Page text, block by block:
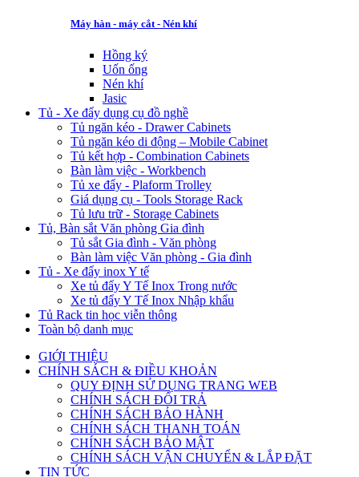
Máy hàn - máy cắt - Nén khí
Hồng ký
Uốn ống
Nén khí
Jasic
Tủ - Xe đẩy dụng cụ đồ nghề
Tủ ngăn kéo - Drawer Cabinets
Tủ ngăn kéo di động – Mobile Cabinet
Tủ kết hợp - Combination Cabinets
Bàn làm việc - Workbench
Tủ xe đẩy - Plaform Trolley
Giá dụng cụ - Tools Storage Rack
Tủ lưu trữ - Storage Cabinets
Tủ, Bàn sắt Văn phòng Gia đình
Tủ sắt Gia đình - Văn phòng
Bàn làm việc Văn phòng - Gia đình
Tủ - Xe đẩy inox Y tế
Xe tủ đẩy Y Tế Inox Trong nước
Xe tủ đẩy Y Tế Inox Nhập khẩu
Tủ Rack tin học viễn thông
Toàn bộ danh mục
GIỚI THIỆU
CHÍNH SÁCH & ĐIỀU KHOẢN
QUY ĐỊNH SỬ DỤNG TRANG WEB
CHÍNH SÁCH ĐỔI TRẢ
CHÍNH SÁCH BẢO HÀNH
CHÍNH SÁCH THANH TOÁN
CHÍNH SÁCH BẢO MẬT
CHÍNH SÁCH VẬN CHUYỂN & LẮP ĐẶT
TIN TỨC